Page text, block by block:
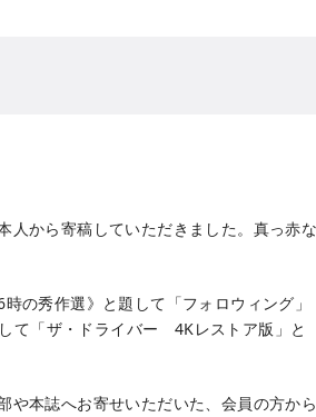
から寄稿していただきました。真っ赤
の秀作選》と題して「フォロウィング」
て「ザ・ドライバー 4Kレストア版」と
や本誌へお寄せいただいた、会員の方か